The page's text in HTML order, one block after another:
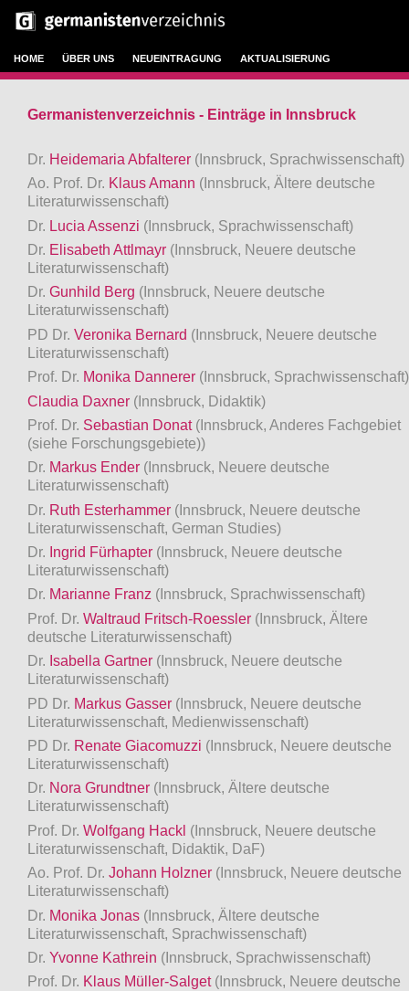
HOME ÜBER UNS NEUEINTRAGUNG AKTUALISIERUNG
Germanistenverzeichnis - Einträge in Innsbruck
Dr. Heidemaria Abfalterer (Innsbruck, Sprachwissenschaft)
Ao. Prof. Dr. Klaus Amann (Innsbruck, Ältere deutsche
Literaturwissenschaft)
Dr. Lucia Assenzi (Innsbruck, Sprachwissenschaft)
Dr. Elisabeth Attlmayr (Innsbruck, Neuere deutsche
Literaturwissenschaft)
Dr. Gunhild Berg (Innsbruck, Neuere deutsche
Literaturwissenschaft)
PD Dr. Veronika Bernard (Innsbruck, Neuere deutsche
Literaturwissenschaft)
Prof. Dr. Monika Dannerer (Innsbruck, Sprachwissenschaft)
Claudia Daxner (Innsbruck, Didaktik)
Prof. Dr. Sebastian Donat (Innsbruck, Anderes Fachgebiet
(siehe Forschungsgebiete))
Dr. Markus Ender (Innsbruck, Neuere deutsche
Literaturwissenschaft)
Dr. Ruth Esterhammer (Innsbruck, Neuere deutsche
Literaturwissenschaft, German Studies)
Dr. Ingrid Fürhapter (Innsbruck, Neuere deutsche
Literaturwissenschaft)
Dr. Marianne Franz (Innsbruck, Sprachwissenschaft)
Prof. Dr. Waltraud Fritsch-Roessler (Innsbruck, Ältere
deutsche Literaturwissenschaft)
Dr. Isabella Gartner (Innsbruck, Neuere deutsche
Literaturwissenschaft)
PD Dr. Markus Gasser (Innsbruck, Neuere deutsche
Literaturwissenschaft, Medienwissenschaft)
PD Dr. Renate Giacomuzzi (Innsbruck, Neuere deutsche
Literaturwissenschaft)
Dr. Nora Grundtner (Innsbruck, Ältere deutsche
Literaturwissenschaft)
Prof. Dr. Wolfgang Hackl (Innsbruck, Neuere deutsche
Literaturwissenschaft, Didaktik, DaF)
Ao. Prof. Dr. Johann Holzner (Innsbruck, Neuere deutsche
Literaturwissenschaft)
Dr. Monika Jonas (Innsbruck, Ältere deutsche
Literaturwissenschaft, Sprachwissenschaft)
Dr. Yvonne Kathrein (Innsbruck, Sprachwissenschaft)
Prof. Dr. Klaus Müller-Salget (Innsbruck, Neuere deutsche